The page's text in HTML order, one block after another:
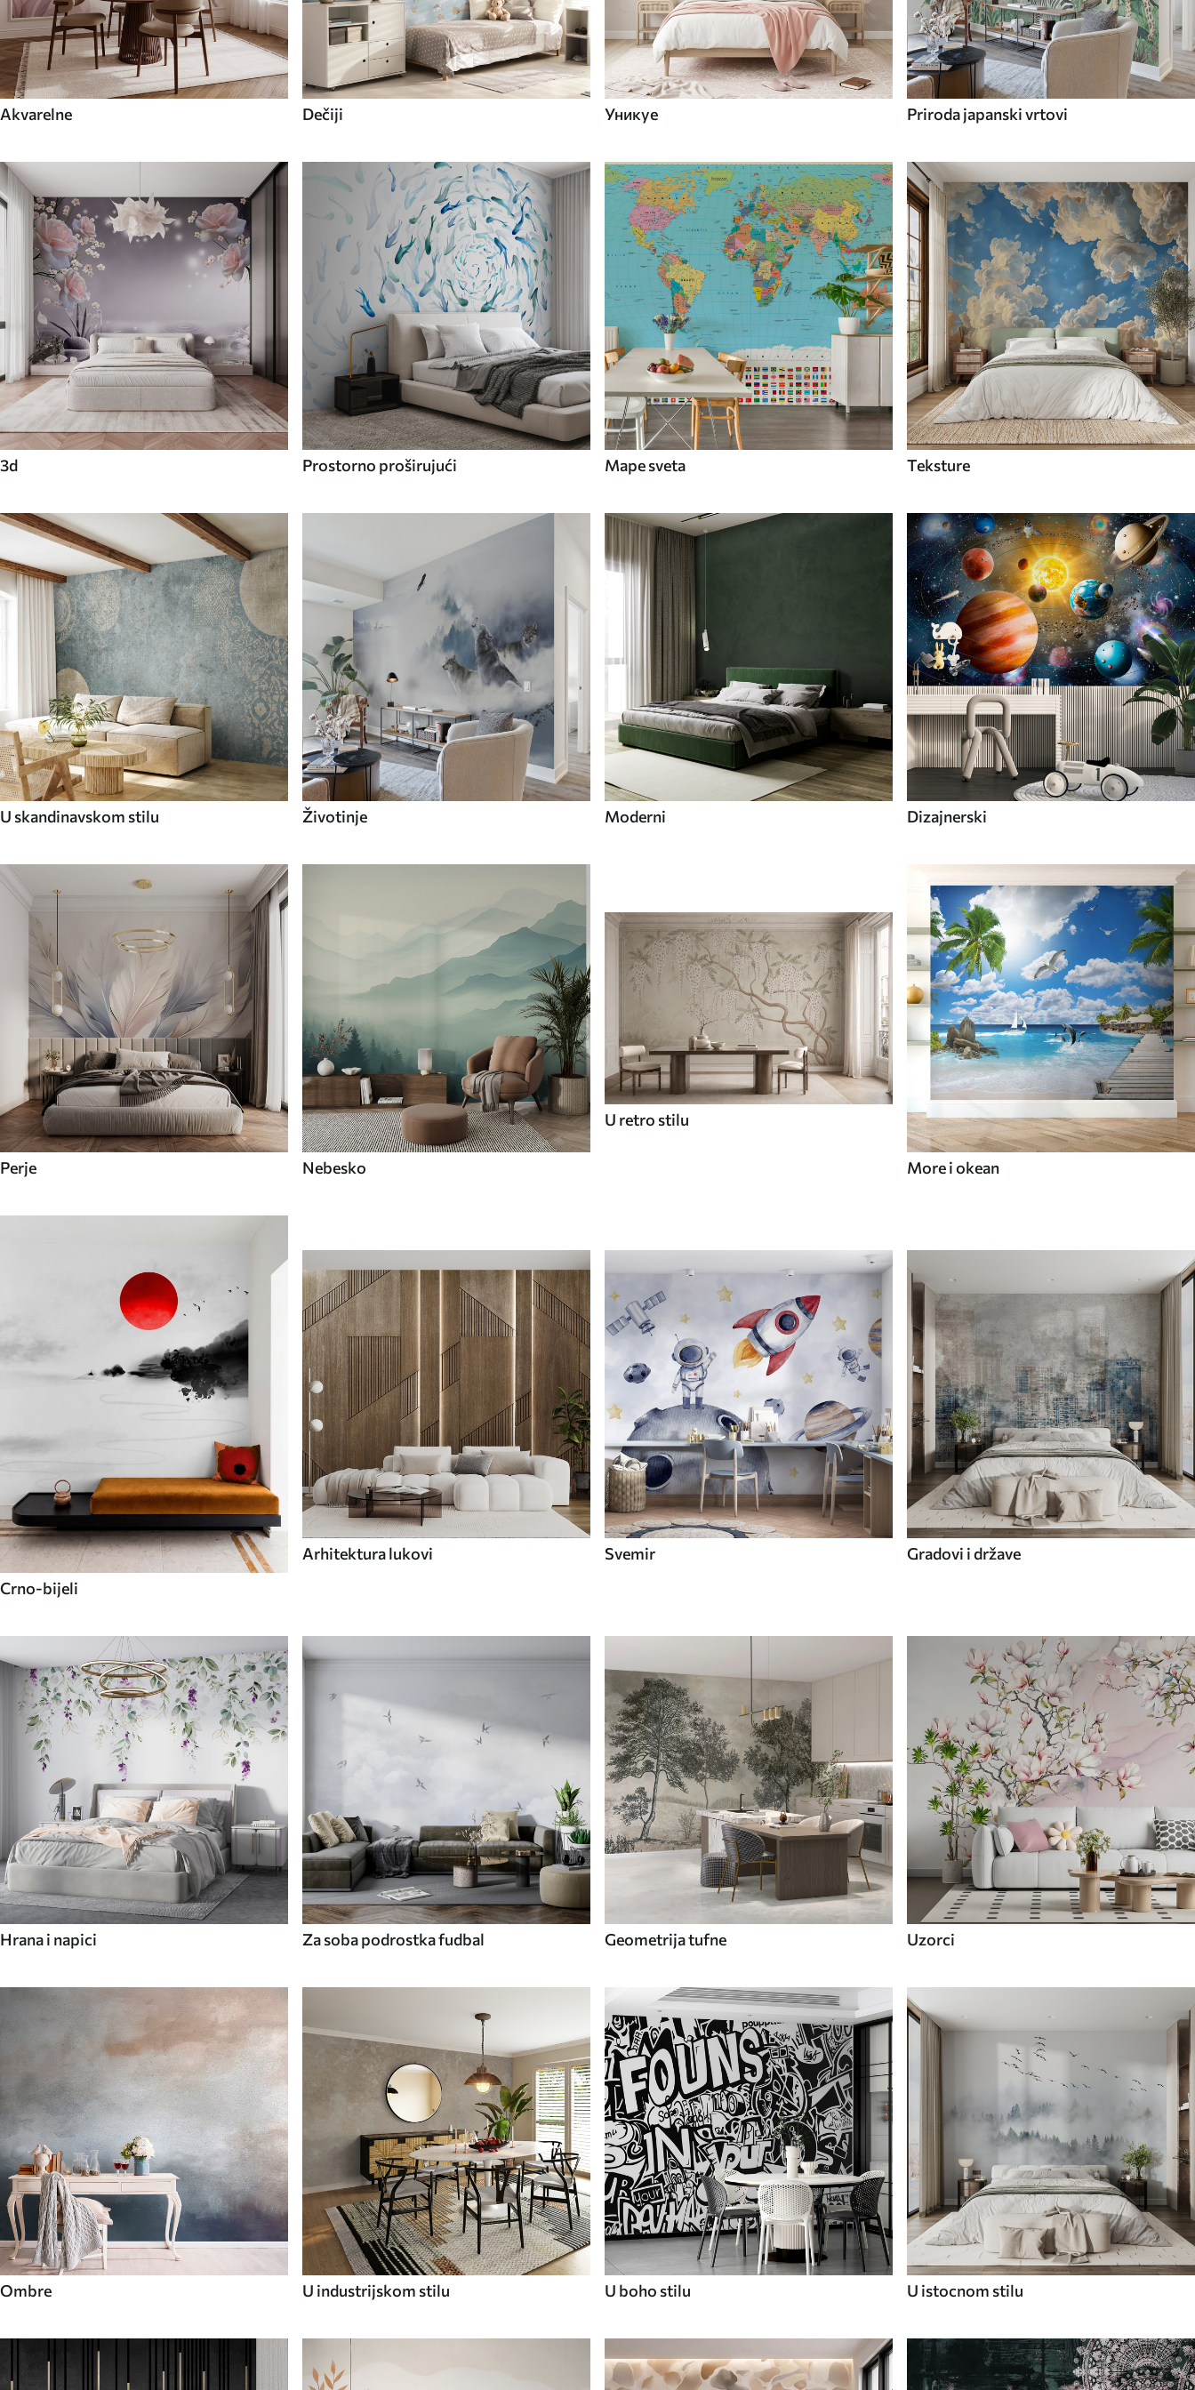
Akvarelne Dečiji Уникуе Priroda japanski vrtovi
3d Prostorno proširujući Mape sveta Teksture
U skandinavskom stilu Životinje Moderni Dizajnerski
Perje Nebesko
U retro stilu
More i okean
Crno-bijeli
Arhitektura lukovi Svemir Gradovi i države
Hrana i napici Za soba podrostka fudbal Geometrija tufne Uzorci
Ombre U industrijskom stilu U boho stilu U istocnom stilu